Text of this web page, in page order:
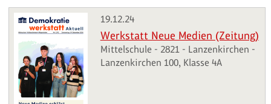
19.12.24
Werkstatt Neue Medien (Zeitung)
Mittelschule - 2821 - Lanzenkirchen -
Lanzenkirchen 100, Klasse 4A